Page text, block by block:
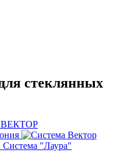
стеклянных
ВЕКТОР
Система "Лаура"